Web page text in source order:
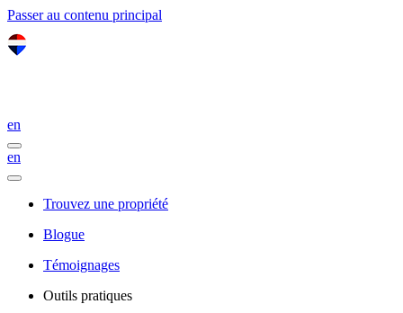
Passer au contenu principal
en
en
Trouvez une propriété
Blogue
Témoignages
Outils pratiques